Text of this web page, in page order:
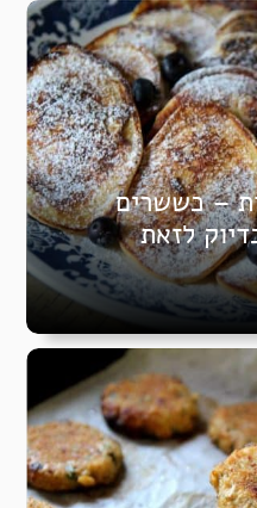
– כששרים
לזאת